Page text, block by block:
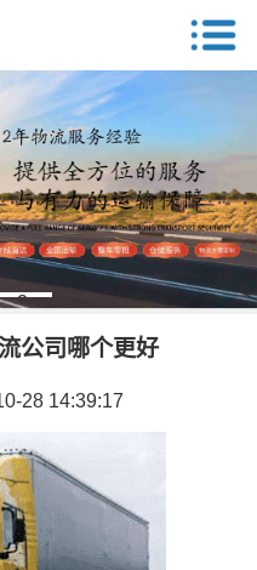
2
公司哪个更好
28 14:39:17